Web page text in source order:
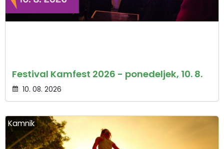
Festival Kamfest 2026 - ponedeljek, 10. 8.
10. 08. 2026
Kamnik